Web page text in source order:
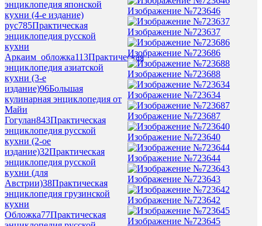
энциклопедия японской
кухни (4-е издание)
рус785Практическая
энциклопедия русской
кухни
Аркаим_обложка113Практическая
энциклопедия азиатской
кухни (3-е
издание)96Большая
кулинарная энциклопедия от
Майи
Гогулан843Практическая
энциклопедия русской
кухни (2-ое
издание)32Практическая
энциклопедия русской
кухни (для
Австрии)38Практическая
энциклопедия грузинской
кухни
Обложка77Практическая
Изображение №723646
Изображение №723637
Изображение №723686
Изображение №723688
Изображение №723634
Изображение №723687
Изображение №723640
Изображение №723644
Изображение №723643
Изображение №723642
Изображение №723645